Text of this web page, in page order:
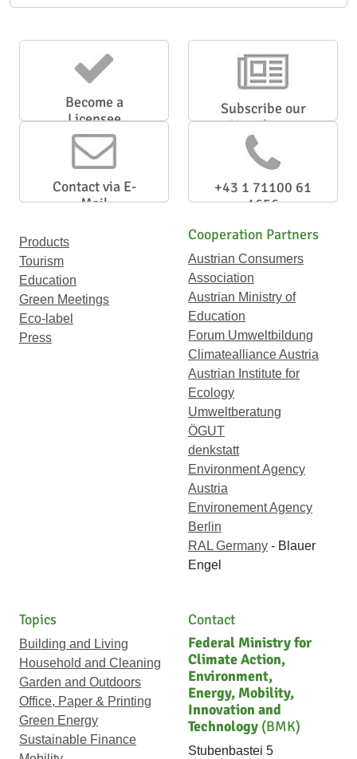
Become a
Licensee
Subscribe our
Newsletter
Contact via E-
Mail
+43 1 71100 61
1656
Products
Tourism
Education
Green Meetings
Eco-label
Press
Cooperation Partners
Austrian Consumers
Association
Austrian Ministry of
Education
Forum Umweltbildung
Climatealliance Austria
Austrian Institute for
Ecology
Umweltberatung
ÖGUT
denkstatt
Environment Agency
Austria
Environement Agency
Berlin
RAL Germany - Blauer
Engel
Topics
Building and Living
Household and Cleaning
Garden and Outdoors
Office, Paper & Printing
Green Energy
Sustainable Finance
Contact
Federal Ministry for
Climate Action,
Environment,
Energy, Mobility,
Innovation and
Technology (BMK)
Stubenbastei 5